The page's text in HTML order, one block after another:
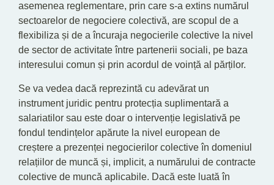
asemenea reglementare, prin care s-a extins numărul
sectoarelor de negociere colectivă, are scopul de a
flexibiliza și de a încuraja negocierile colective la nivel
de sector de activitate între partenerii sociali, pe baza
interesului comun și prin acordul de voință al părților.
Se va vedea dacă reprezintă cu adevărat un
instrument juridic pentru protecția suplimentară a
salariatilor sau este doar o intervenție legislativă pe
fondul tendințelor apărute la nivel european de
creștere a prezenței negocierilor colective în domeniul
relațiilor de muncă și, implicit, a numărului de contracte
colective de muncă aplicabile. Dacă este luată în